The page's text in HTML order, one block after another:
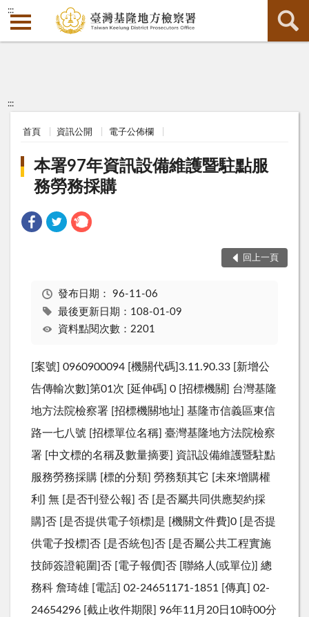
:::
:::
首頁 資訊公開 電子公佈欄
本署97年資訊設備維護暨駐點服
務勞務採購
回上一頁
發布日期： 96-11-06
最後更新日期：108-01-09
資料點閱次數：2201
[案號] 0960900094 [機關代碼]3.11.90.33 [新增公
告傳輸次數]第01次 [延伸碼] 0 [招標機關] 台灣基隆
地方法院檢察署 [招標機關地址] 基隆市信義區東信
路一七八號 [招標單位名稱] 臺灣基隆地方法院檢察
署 [中文標的名稱及數量摘要] 資訊設備維護暨駐點
服務勞務採購 [標的分類] 勞務類其它 [未來增購權
利] 無 [是否刊登公報] 否 [是否屬共同供應契約採
購]否 [是否提供電子領標]是 [機關文件費]0 [是否提
供電子投標]否 [是否統包]否 [是否屬公共工程實施
技師簽證範圍]否 [電子報價]否 [聯絡人(或單位)] 總
務科 詹琦雄 [電話] 02-24651171-1851 [傳真] 02-
24654296 [截止收件期限] 96年11月20日10時00分